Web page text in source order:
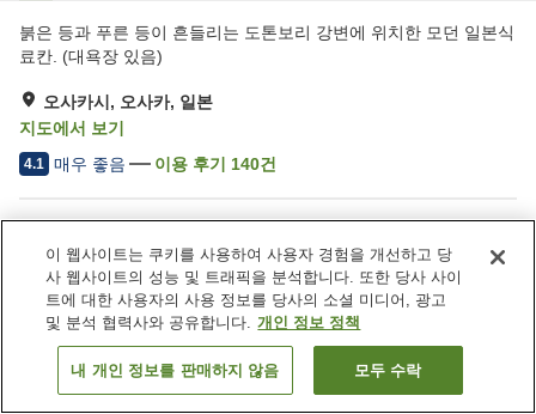
붉은 등과 푸른 등이 흔들리는 도톤보리 강변에 위치한 모던 일본식
료칸. (대욕장 있음)
오사카시, 오사카, 일본
지도에서 보기
4.1 매우 좋음 이용 후기 140건
주차장
사우나
스파 / 미용실
카페
객실 보기
이 웹사이트는 쿠키를 사용하여 사용자 경험을 개선하고 당
사 웹사이트의 성능 및 트래픽을 분석합니다. 또한 당사 사이
트에 대한 사용자의 사용 정보를 당사의 소셜 미디어, 광고
및 분석 협력사와 공유합니다. 개인 정보 정책
내 개인 정보를 판매하지 않음 모두 수락